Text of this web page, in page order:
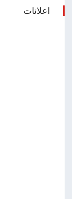
اعلانات